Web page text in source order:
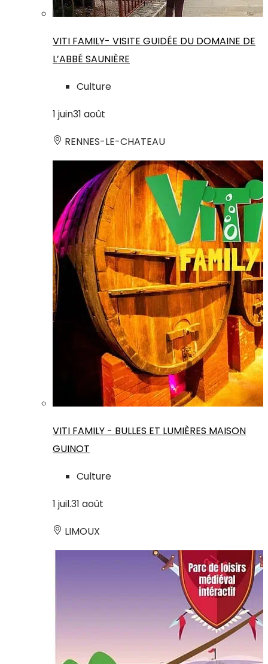
VITI FAMILY- VISITE GUIDÉE DU DOMAINE DE
L’ABBÉ SAUNIÈRE
Culture
1 juin31 août
RENNES-LE-CHATEAU
VITI FAMILY - BULLES ET LUMIÈRES MAISON
GUINOT
Culture
1 juil.31 août
LIMOUX